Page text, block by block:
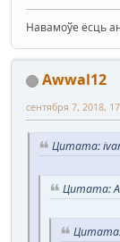
Навамоўе ёсць
Awwal12
сентября 7, 2018,
Цитата:
Цитата: